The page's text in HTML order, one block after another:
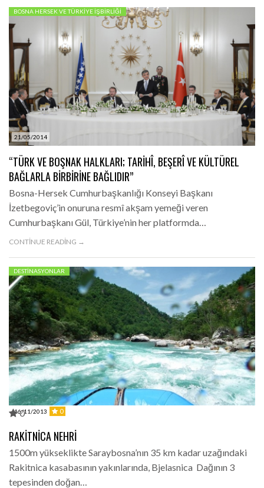
21/05/2014
BOSNA HERSEK VE TÜRKIYE İŞBIRLIĞI
“TÜRK VE BOŞNAK HALKLARI; TARIHÎ, BEŞERÎ VE KÜLTÜREL
BAĞLARLA BIRBIRINE BAĞLIDIR”
Bosna-Hersek Cumhurbaşkanlığı Konseyi Başkanı
İzetbegoviç’in onuruna resmî akşam yemeği veren
Cumhurbaşkanı Gül, Türkiye’nin her platformda…
CONTINUE READING →
16/11/2013 0
DESTINASYONLAR
0
RAKITNICA NEHRI
1500m yükseklikte Saraybosna’nın 35 km kadar uzağındaki
Rakitnica kasabasının yakınlarında, Bjelasnica Dağının 3
tepesinden doğan…